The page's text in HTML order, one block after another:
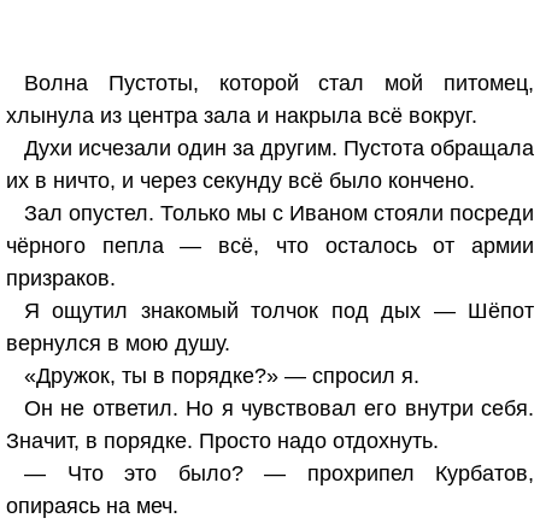
Волна Пустоты, которой стал мой питомец,
хлынула из центра зала и накрыла всё вокруг.
Духи исчезали один за другим. Пустота обращала
их в ничто, и через секунду всё было кончено.
Зал опустел. Только мы с Иваном стояли посреди
чёрного пепла — всё, что осталось от армии
призраков.
Я ощутил знакомый толчок под дых — Шёпот
вернулся в мою душу.
«Дружок, ты в порядке?» — спросил я.
Он не ответил. Но я чувствовал его внутри себя.
Значит, в порядке. Просто надо отдохнуть.
— Что это было? — прохрипел Курбатов,
опираясь на меч.